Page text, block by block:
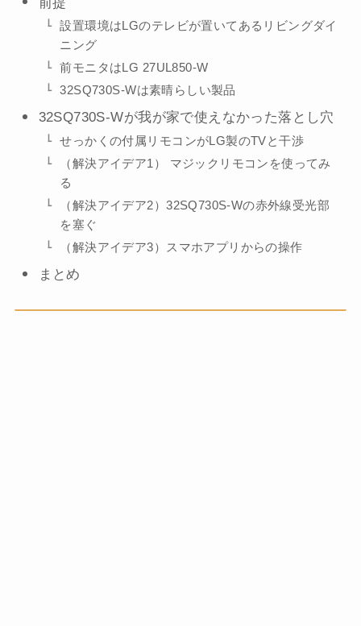
設置環境はLGのテレビが置いてあるリビングダイ
ニング
前モニタはLG 27UL850-W
32SQ730S-Wは素晴らしい製品
32SQ730S-Wが我が家で使えなかった落とし穴
せっかくの付属リモコンがLG製のTVと干渉
（解決アイデア1） マジックリモコンを使ってみ
る
（解決アイデア2）32SQ730S-Wの赤外線受光部
を塞ぐ
（解決アイデア3）スマホアプリからの操作
まとめ